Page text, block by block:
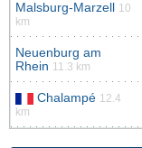
Malsburg-Marzell
10
km
Neuenburg am
Rhein 11.3 km
Chalampé 12.4
km